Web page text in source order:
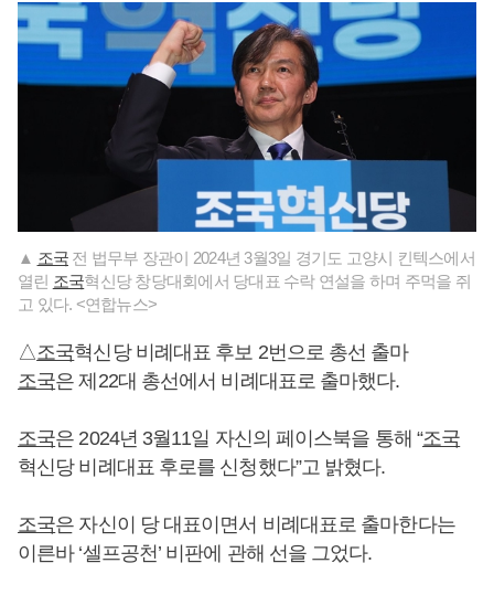
▲ 조국 전 법무부 장관이 2024년 3월3일 경기도 고양시 킨텍스에서
열린 조국혁신당 창당대회에서 당대표 수락 연설을 하며 주먹을 쥐
고 있다. <연합뉴스>
△조국혁신당 비례대표 후보 2번으로 총선 출마
조국은 제22대 총선에서 비례대표로 출마했다.
조국은 2024년 3월11일 자신의 페이스북을 통해 “조국
혁신당 비례대표 후로를 신청했다”고 밝혔다.
조국은 자신이 당 대표이면서 비례대표로 출마한다는
이른바 ‘셀프공천’ 비판에 관해 선을 그었다.